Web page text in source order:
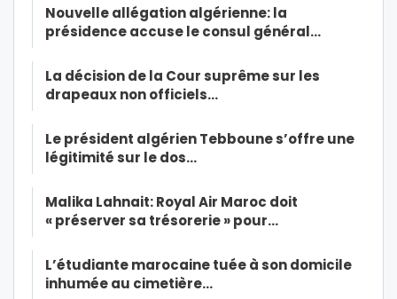
Nouvelle allégation algérienne: la
présidence accuse le consul général…
La décision de la Cour suprême sur les
drapeaux non officiels…
Le président algérien Tebboune s’offre une
légitimité sur le dos…
Malika Lahnait: Royal Air Maroc doit
« préserver sa trésorerie » pour…
L’étudiante marocaine tuée à son domicile
inhumée au cimetière…